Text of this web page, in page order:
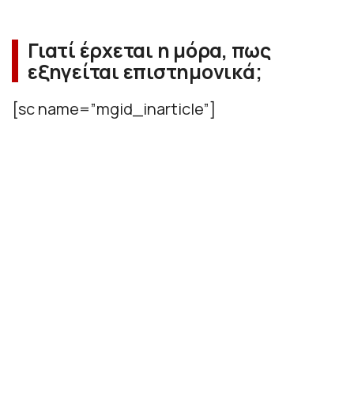
Γιατί έρχεται η μόρα, πως
εξηγείται επιστημονικά;
[sc name=”mgid_inarticle”]